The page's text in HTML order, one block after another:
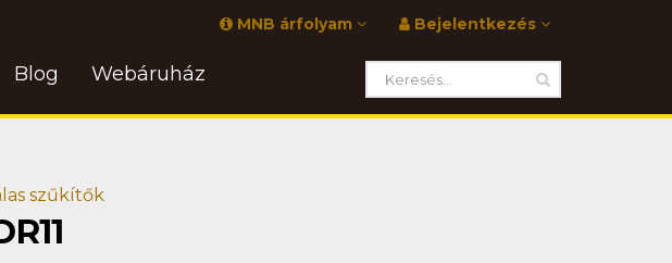
Bejelentkezés
MNB árfolyam
Blog Webáruház
szűkítők